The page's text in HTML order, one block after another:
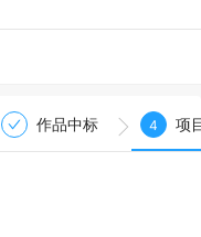
作品中标 4 项